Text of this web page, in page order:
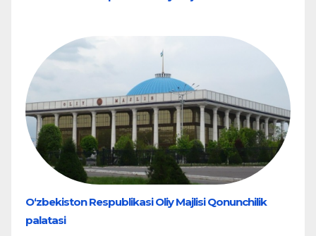
O‘zbekiston Respublikasi Oliy Majlisi Qonunchilik
palatasi